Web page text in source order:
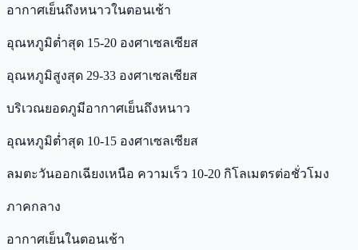
อากาศเย็นถึงหนาวในตอนเช้า
อุณหภูมิต่ำสุด 15-20 องศาเซลเซียส
อุณหภูมิสูงสุด 29-33 องศาเซลเซียส
บริเวณยอดภูมีอากาศเย็นถึงหนาว
อุณหภูมิต่ำสุด 10-15 องศาเซลเซียส
ลมตะวันออกเฉียงเหนือ ความเร็ว 10-20 กิโลเมตรต่อชั่วโมง
ภาคกลาง
อากาศเย็นในตอนเช้า